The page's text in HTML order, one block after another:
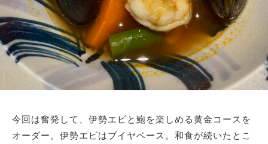
今回は奮発して、伊勢エビと鮑を楽しめる黄金コースを
オーダー。伊勢エビはブイヤベース。和食が続いたとこ